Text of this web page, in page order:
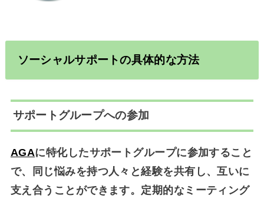
ソーシャルサポートの具体的な方法
サポートグループへの参加
AGAに特化したサポートグループに参加すること
で、同じ悩みを持つ人々と経験を共有し、互いに
支え合うことができます。定期的なミーティング